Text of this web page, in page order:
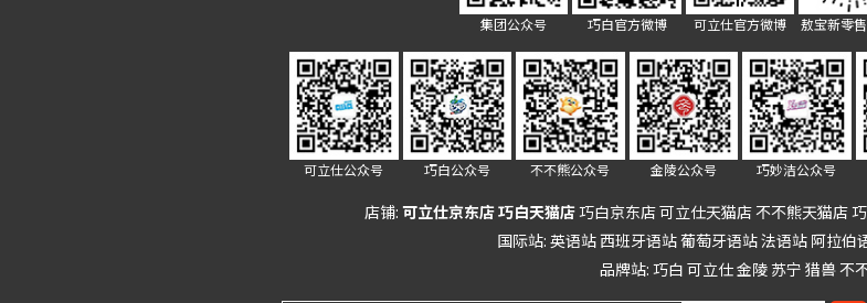
集团公众号 巧白官方微博 可立仕官方微博 敖宝新零
可立仕公众号 巧白公众号 不不熊公众号 金陵公众号 巧妙洁公众号
店铺: 可立仕京东店巧白天猫店巧白京东店可立仕天猫店不不熊天猫店
国际站: 英语站西班牙语站葡萄牙语站法语站 阿拉伯
品牌站: 巧白 可立仕金陵苏宁 猎兽不